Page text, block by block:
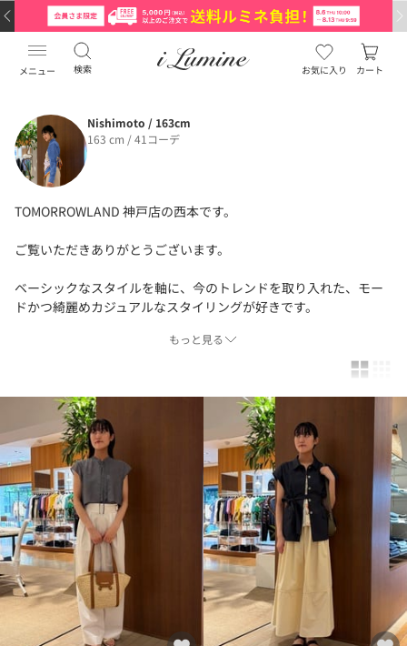
メニュー 検索 お気に入り カート
Nishimoto / 163cm
163 cm / 41コーデ
TOMORROWLAND 神戸店の西本です。
ご覧いただきありがとうございます。
ベーシックなスタイルを軸に、今のトレンドを取り入れた、モー
ドかつ綺麗めカジュアルなスタイリングが好きです。
オンラインに在庫のない商品は店舗までお問い合わせ下さい。
店舗へお問い合わせいただけましたら代引きでのご注文も可能で
す。
トゥモローランド 神戸店：
078-327-8891
※月曜日定休
神戸エリアinstagram：
@tomorrowland_kobe
もっと見る